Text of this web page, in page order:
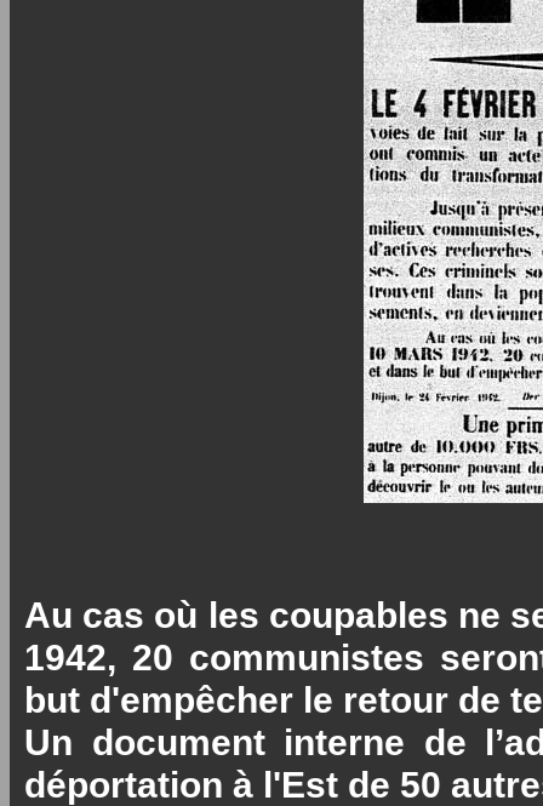
Au cas où les coupables ne
1942, 20 communistes
but d'empêcher le retour de
Un document interne de
déportation à l'Est de 50